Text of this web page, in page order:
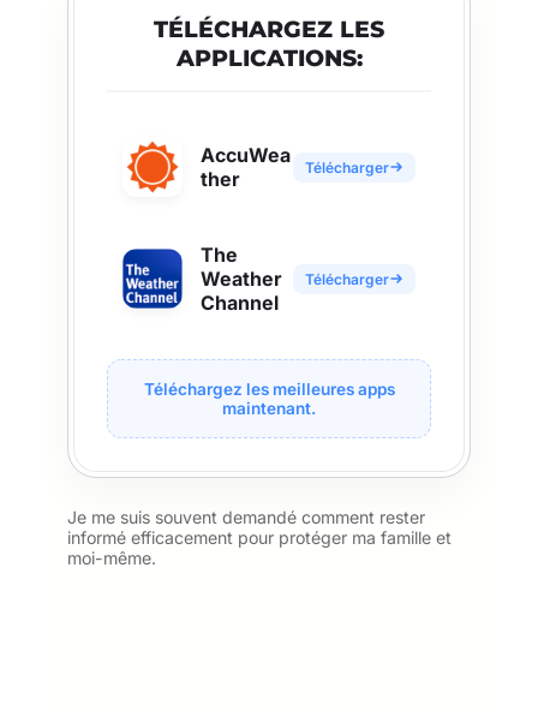
TÉLÉCHARGEZ LES
APPLICATIONS:
AccuWea
ther
Télécharger
The
Weather
Channel
Télécharger
Téléchargez les meilleures apps
maintenant.
Je me suis souvent demandé comment rester
informé efficacement pour protéger ma famille et
moi-même.